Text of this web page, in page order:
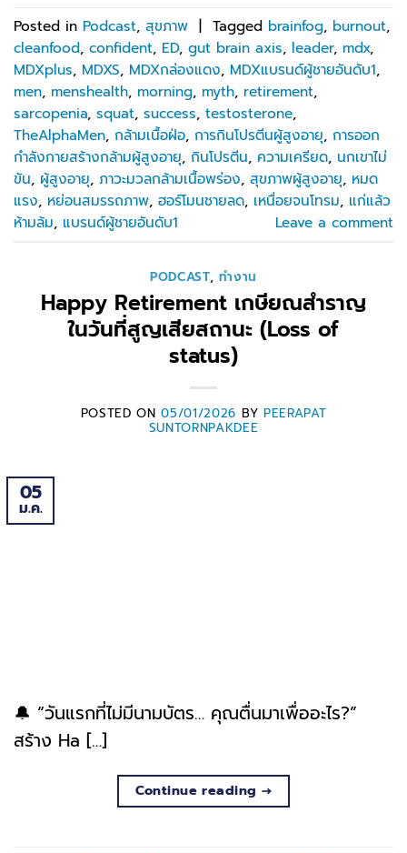
Posted in Podcast, สุขภาพ | Tagged brainfog, burnout,
cleanfood, confident, ED, gut brain axis, leader, mdx,
MDXplus, MDXS, MDXกล่องแดง, MDXแบรนด์ผู้ชายอันดับ1,
men, menshealth, morning, myth, retirement,
sarcopenia, squat, success, testosterone,
TheAlphaMen, กล้ามเนื้อฝ่อ, การกินโปรตีนผู้สูงอายุ, การออก
กำลังกายสร้างกล้ามผู้สูงอายุ, กินโปรตีน, ความเครียด, นกเขาไม่
ขัน, ผู้สูงอายุ, ภาวะมวลกล้ามเนื้อพร่อง, สุขภาพผู้สูงอายุ, หมด
แรง, หย่อนสมรรถภาพ, ฮอร์โมนชายลด, เหนื่อยจนโทรม, แก่แล้ว
ห้ามล้ม, แบรนด์ผู้ชายอันดับ1 Leave a comment
PODCAST,ทำงาน
Happy Retirement เกษียณสำราญ
ในวันที่สูญเสียสถานะ (Loss of
status)
POSTED ON05/01/2026 BY PEERAPAT
SUNTORNPAKDEE
05
ม.ค.
🔔 “วันแรกที่ไม่มีนามบัตร… คุณตื่นมาเพื่ออะไร?”
สร้าง Ha […]
Continue reading →